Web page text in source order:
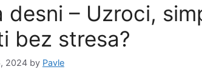
desni – Uzroci,
bez stresa?
2024 by Pavle